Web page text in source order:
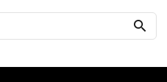
search